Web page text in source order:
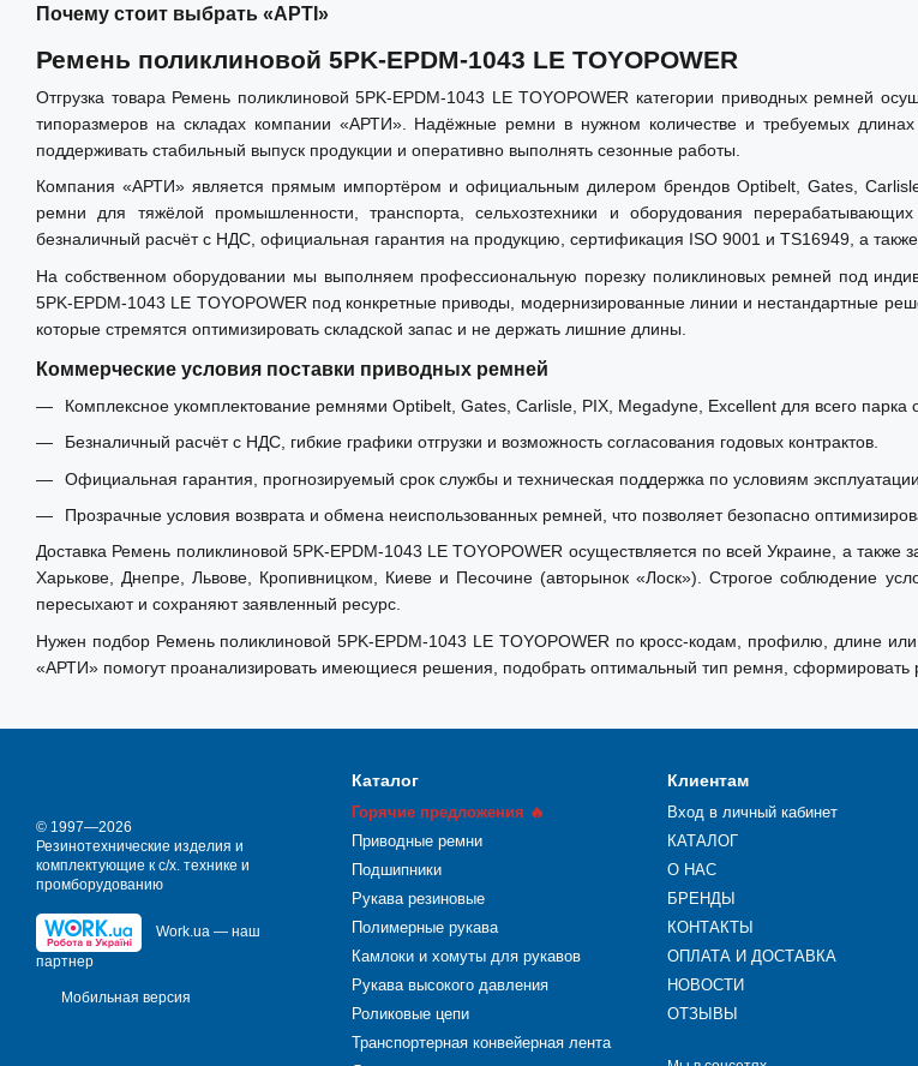
Почему стоит выбрать «АРТІ»
Ремень поликлиновой 5PK-EPDM-1043 LE TOYOPOWER
Отгрузка товара Ремень поликлиновой 5PK-EPDM-1043 LE TOYOPOWER категории приводных ремней
типоразмеров на складах компании «АРТИ». Надёжные ремни в нужном количестве и требуемых
поддерживать стабильный выпуск продукции и оперативно выполнять сезонные работы.
Компания «АРТИ» является прямым импортёром и официальным дилером брендов Optibelt, Gates,
ремни для тяжёлой промышленности, транспорта, сельхозтехники и оборудования
безналичный расчёт с НДС, официальная гарантия на продукцию, сертификация ISO 9001 и TS16949, а
На собственном оборудовании мы выполняем профессиональную порезку поликлиновых ремней под
5PK-EPDM-1043 LE TOYOPOWER под конкретные приводы, модернизированные линии и нестандартные
которые стремятся оптимизировать складской запас и не держать лишние длины.
Коммерческие условия поставки приводных ремней
Комплексное укомплектование ремнями Optibelt, Gates, Carlisle, PIX, Megadyne, Excellent для всего парка
Безналичный расчёт с НДС, гибкие графики отгрузки и возможность согласования годовых контрактов.
Официальная гарантия, прогнозируемый срок службы и техническая поддержка по условиям эксплуатации.
Прозрачные условия возврата и обмена неиспользованных ремней, что позволяет безопасно
Доставка Ремень поликлиновой 5PK-EPDM-1043 LE TOYOPOWER осуществляется по всей Украине, а
Харькове, Днепре, Львове, Кропивницком, Киеве и Песочине (авторынок «Лоск»). Строгое соблюдение
пересыхают и сохраняют заявленный ресурс.
Нужен подбор Ремень поликлиновой 5PK-EPDM-1043 LE TOYOPOWER по кросс-кодам, профилю, длине
«АРТИ» помогут проанализировать имеющиеся решения, подобрать оптимальный тип ремня, сформировать
© 1997—2026
Резинотехнические изделия и
комплектующие к с/х. технике и
промборудованию
Work.ua — наш
партнер
Мобильная версия
Каталог
Горячие предложения 🔥
Приводные ремни
Подшипники
Рукава резиновые
Полимерные рукава
Камлоки и хомуты для рукавов
Рукава высокого давления
Роликовые цепи
Транспортерная конвейерная лента
Клиентам
Вход в личный кабинет
КАТАЛОГ
О НАС
БРЕНДЫ
КОНТАКТЫ
ОПЛАТА И ДОСТАВКА
НОВОСТИ
ОТЗЫВЫ